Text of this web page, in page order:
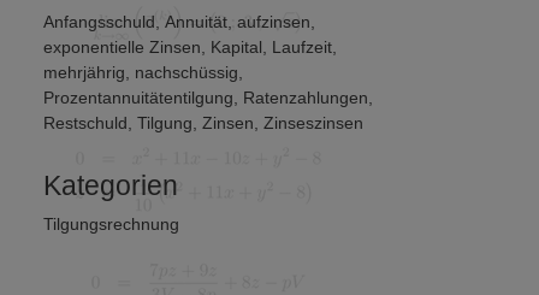
Anfangsschuld Annuität, aufzinsen
exponentielle Zinsen
Kapital Laufzeit,
mehrjährig
nachschüssig
Prozentannuitätentilgung
Ratenzahlungen
Restschuld Tilgung Zinsen Zinseszinsen
Kategorien
Tilgungsrechnung